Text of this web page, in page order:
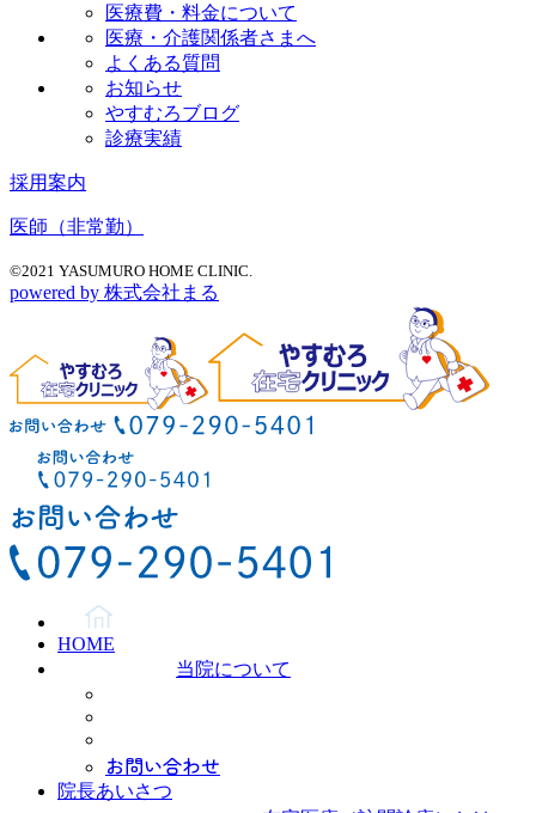
医療費・料金について
医療・介護関係者さまへ
よくある質問
お知らせ
やすむろブログ
診療実績
採用案内
医師（非常勤）
©2021 YASUMURO HOME CLINIC.
powered by 株式会社まる
HOME
当院について
お問い合わせ
院長あいさつ